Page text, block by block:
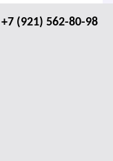
+7 (921) 562-80-98